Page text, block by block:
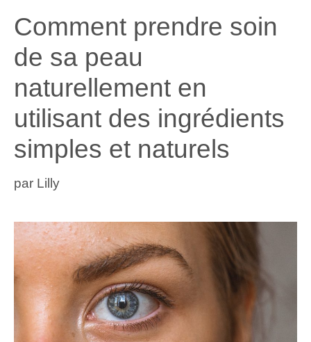
Comment prendre soin
de sa peau
naturellement en
utilisant des ingrédients
simples et naturels
par Lilly